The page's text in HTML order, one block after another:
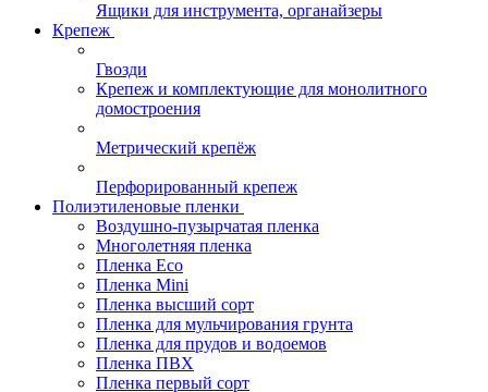
Ящики для инструмента, органайзеры
Крепеж
Гвозди
Крепеж и комплектующие для монолитного
домостроения
Метрический крепёж
Перфорированный крепеж
Полиэтиленовые пленки
Воздушно-пузырчатая пленка
Многолетняя пленка
Пленка Eco
Пленка Mini
Пленка высший сорт
Пленка для мульчирования грунта
Пленка для прудов и водоемов
Пленка ПВХ
Пленка первый сорт